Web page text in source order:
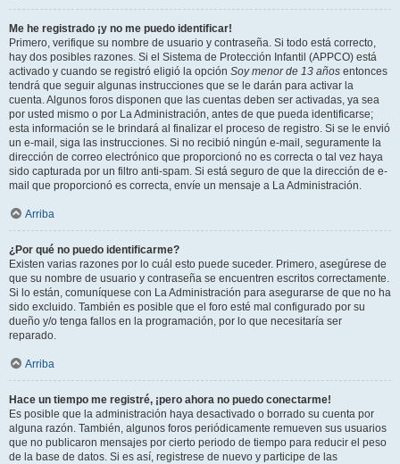
Me he registrado ¡y no me puedo identificar!
Primero, verifique su nombre de usuario y contraseña. Si todo está correcto,
hay dos posibles razones. Si el Sistema de Protección Infantil (APPCO) está
activado y cuando se registró eligió la opción Soy menor de 13 años entonces
tendrá que seguir algunas instrucciones que se le darán para activar la
cuenta. Algunos foros disponen que las cuentas deben ser activadas, ya sea
por usted mismo o por La Administración, antes de que pueda identificarse;
esta información se le brindará al finalizar el proceso de registro. Si se le envió
un e-mail, siga las instrucciones. Si no recibió ningún e-mail, seguramente la
dirección de correo electrónico que proporcionó no es correcta o tal vez haya
sido capturada por un filtro anti-spam. Si está seguro de que la dirección de e-
mail que proporcionó es correcta, envíe un mensaje a La Administración.
Arriba
¿Por qué no puedo identificarme?
Existen varias razones por lo cuál esto puede suceder. Primero, asegúrese de
que su nombre de usuario y contraseña se encuentren escritos correctamente.
Si lo están, comuníquese con La Administración para asegurarse de que no ha
sido excluido. También es posible que el foro esté mal configurado por su
dueño y/o tenga fallos en la programación, por lo que necesitaría ser
reparado.
Arriba
Hace un tiempo me registré, ¡pero ahora no puedo conectarme!
Es posible que la administración haya desactivado o borrado su cuenta por
alguna razón. También, algunos foros periódicamente remueven sus usuarios
que no publicaron mensajes por cierto periodo de tiempo para reducir el peso
de la base de datos. Si es así, registrese de nuevo y participe de las